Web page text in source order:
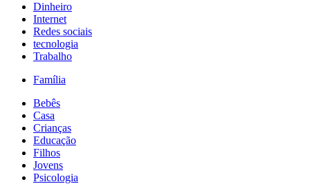
Dinheiro
Internet
Redes sociais
tecnologia
Trabalho
Família
Bebês
Casa
Crianças
Educação
Filhos
Jovens
Psicologia